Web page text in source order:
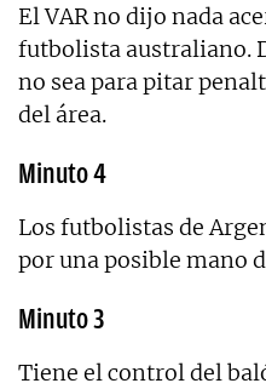
El VAR no dijo nada
futbolista australiano.
no sea para pitar
del área.
Minuto 4
Los futbolistas de
por una posible mano
Minuto 3
Tiene el control del